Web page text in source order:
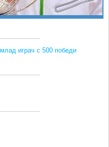
играч с 500 победи